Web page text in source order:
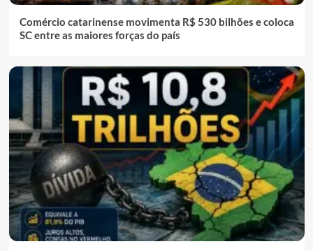
Comércio catarinense movimenta R$ 530 bilhões e coloca
SC entre as maiores forças do país